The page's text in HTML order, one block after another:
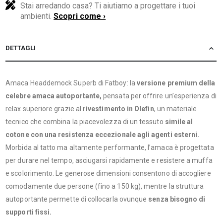
Stai arredando casa? Ti aiutiamo a progettare i tuoi
ambienti.Scopri come ›
DETTAGLI
Amaca Headdemock Superb di Fatboy: la versione premium della
celebre amaca autoportante, pensata per offrire un’esperienza di
relax superiore grazie al rivestimento in Olefin, un materiale
tecnico che combina la piacevolezza di un tessuto simile al
cotone con una resistenza eccezionale agli agenti esterni.
Morbida al tatto ma altamente performante, l’amaca è progettata
per durare nel tempo, asciugarsi rapidamente e resistere a muffa
e scolorimento. Le generose dimensioni consentono di accogliere
comodamente due persone (fino a 150 kg), mentre la struttura
autoportante permette di collocarla ovunque senza bisogno di
supporti fissi.